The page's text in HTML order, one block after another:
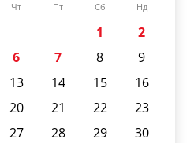
Чт Пт Сб Нд
1
2
6 7 8
9
13 14 15
16
20 21 22
23
27 28 29
30